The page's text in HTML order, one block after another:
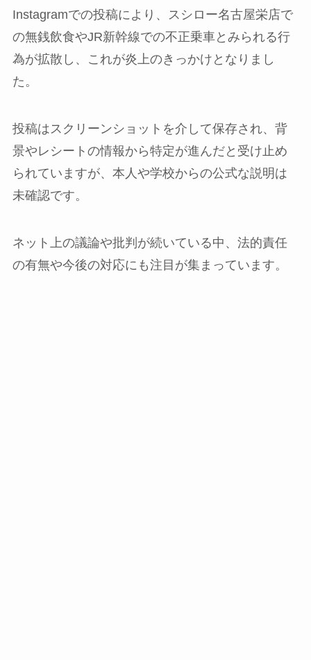
Instagramでの投稿により、スシロー名古屋栄店で
の無銭飲食やJR新幹線での不正乗車とみられる行
為が拡散し、これが炎上のきっかけとなりまし
た。
投稿はスクリーンショットを介して保存され、背
景やレシートの情報から特定が進んだと受け止め
られていますが、本人や学校からの公式な説明は
未確認です。
ネット上の議論や批判が続いている中、法的責任
の有無や今後の対応にも注目が集まっています。